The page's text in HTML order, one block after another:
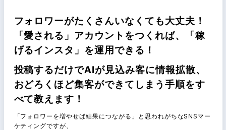
フォロワーがたくさんいなくても大丈夫！
「愛される」アカウントをつくれば、「稼
げるインスタ」を運用できる！
投稿するだけでAIが見込み客に情報拡散、
おどろくほど集客ができてしまう手順をす
べて教えます！
「フォロワーを増やせば結果につながる」と思われがちなSNSマー
ケティングですが、